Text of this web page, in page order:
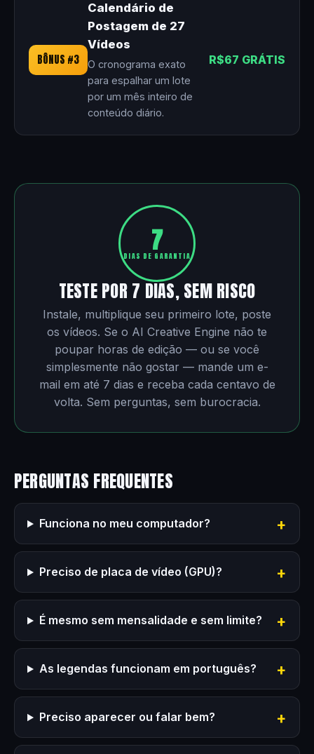
BÔNUS #3
Calendário de
Postagem de 27
Vídeos
O cronograma exato
para espalhar um lote
por um mês inteiro de
conteúdo diário.
R$67 GRÁTIS
7
DIAS DE GARANTIA
TESTE POR 7 DIAS, SEM RISCO
Instale, multiplique seu primeiro lote, poste
os vídeos. Se o AI Creative Engine não te
poupar horas de edição — ou se você
simplesmente não gostar — mande um e-
mail em até 7 dias e receba cada centavo de
volta. Sem perguntas, sem burocracia.
PERGUNTAS FREQUENTES
Funciona no meu computador?
Preciso de placa de vídeo (GPU)?
É mesmo sem mensalidade e sem limite?
As legendas funcionam em português?
Preciso aparecer ou falar bem?